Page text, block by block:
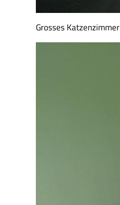
Grosses Katzenzimmer